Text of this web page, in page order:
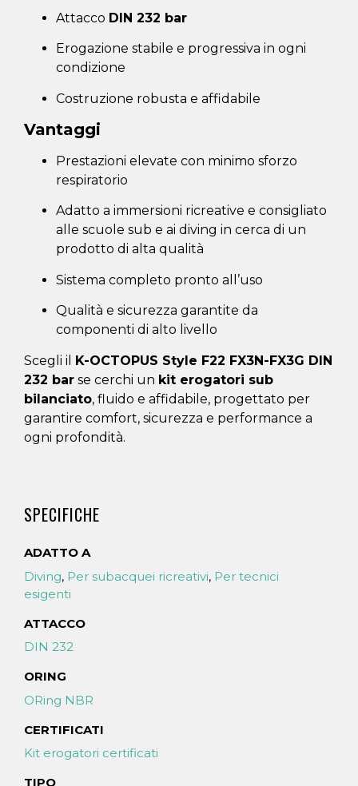
Attacco DIN 232 bar
Erogazione stabile e progressiva in ogni
condizione
Costruzione robusta e affidabile
Vantaggi
Prestazioni elevate con minimo sforzo
respiratorio
Adatto a immersioni ricreative e consigliato
alle scuole sub e ai diving in cerca di un
prodotto di alta qualità
Sistema completo pronto all’uso
Qualità e sicurezza garantite da
componenti di alto livello
Scegli il K-OCTOPUS Style F22 FX3N-FX3G DIN
232 bar se cerchi un kit erogatori sub
bilanciato, fluido e affidabile, progettato per
garantire comfort, sicurezza e performance a
ogni profondità.
SPECIFICHE
ADATTO A
Diving, Per subacquei ricreativi, Per tecnici
esigenti
ATTACCO
DIN 232
ORING
ORing NBR
CERTIFICATI
Kit erogatori certificati
TIPO